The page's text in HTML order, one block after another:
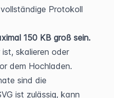
Protokoll
150 KB groß sein.
skalieren oder
dem Hochladen.
sind die
ist zulässig, kann